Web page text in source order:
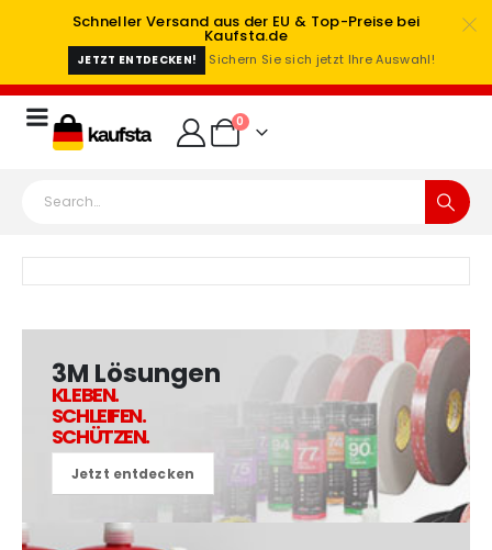
Schneller Versand aus der EU & Top-Preise bei
Kaufsta.de
JETZT ENTDECKEN! Sichern Sie sich jetzt Ihre Auswahl!
0
3M Lösungen
KLEBEN.
SCHLEIFEN.
SCHÜTZEN.
Jetzt entdecken